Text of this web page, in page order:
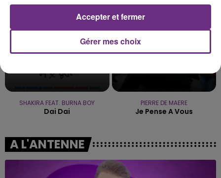
SHAKIRA FEAT. BURNA BOY
Dai Dai
PIERRE DE MAERE
Je Pense A Vous
A L'ANTENNE
Gérer mes choix
Accepter et fermer